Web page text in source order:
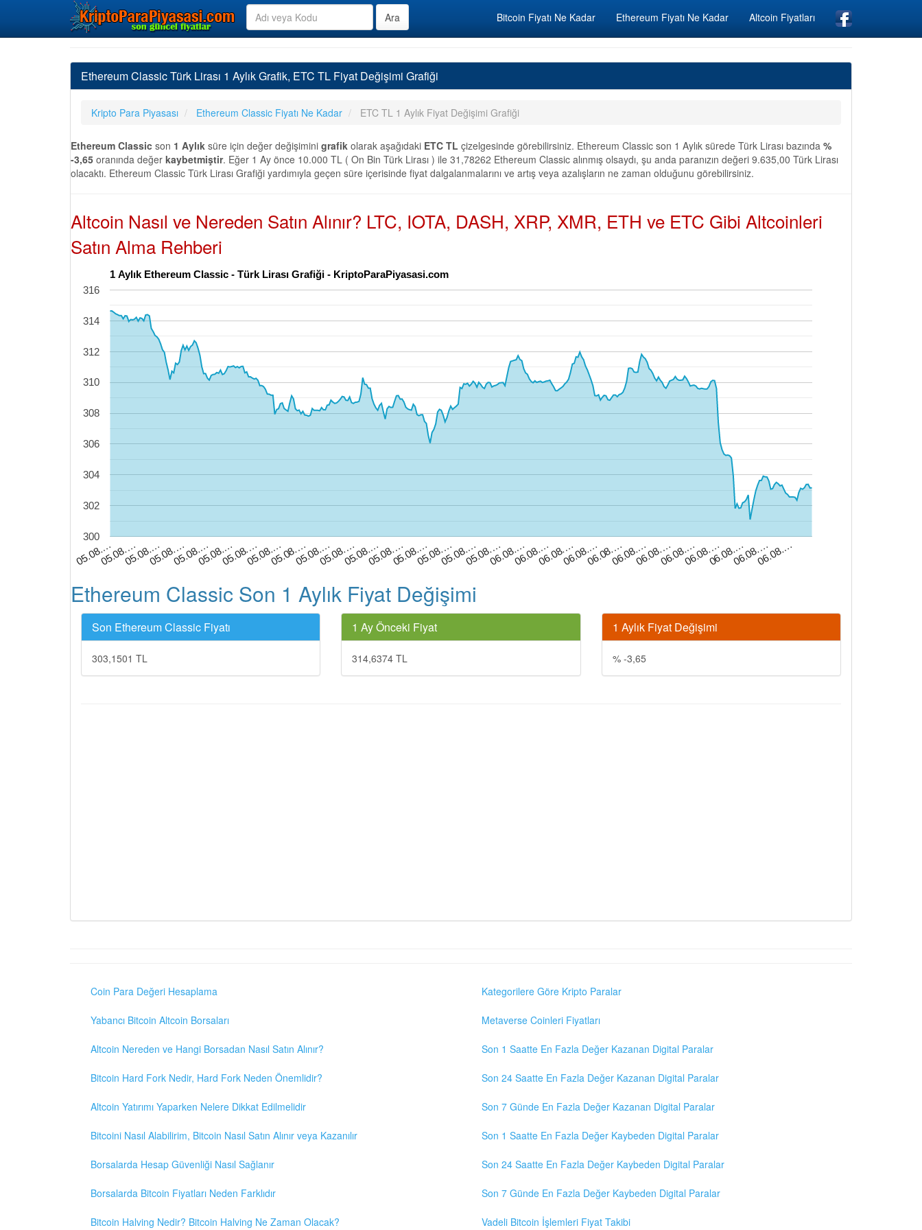
Bitcoin Fiyatı Ne Kadar Ethereum Fiyatı Ne Kadar Altcoin Fiyatları
Ethereum Classic Türk Lirası 1 Aylık Grafik, ETC TL Fiyat Değişimi Grafiği
Kripto Para Piyasası Ethereum Classic Fiyatı Ne Kadar ETC TL 1 Aylık Fiyat Değişimi Grafiği
Ethereum Classic son 1 Aylık süre için değer değişimini grafik olarak aşağıdaki ETC TL çizelgesinde görebilirsiniz. Ethereum Classic son 1 Aylık sürede Türk Lirası bazında %
-3,65 oranında değer kaybetmiştir. Eğer 1 Ay önce 10.000 TL ( On Bin Türk Lirası ) ile 31,78262 Ethereum Classic alınmış olsaydı, şu anda paranızın değeri 9.635,00 Türk Lirası
olacaktı. Ethereum Classic Türk Lirası Grafiği yardımıyla geçen süre içerisinde fiyat dalgalanmalarını ve artış veya azalışların ne zaman olduğunu görebilirsiniz.
Altcoin Nasıl ve Nereden Satın Alınır? LTC, IOTA, DASH, XRP, XMR, ETH ve ETC Gibi Altcoinleri
Satın Alma Rehberi
1 Aylık Ethereum Classic - Türk Lirası Grafiği - KriptoParaPiyasasi.com
05.08.…05.08.…05.08.…05.08.…05.08.…05.08.…05.08.…05.08.…05.08.…05.08.…05.08.…05.08.…05.08.…05.08.…05.08.…05.08.…05.08.…06.08.…06.08.…06.08.…06.08.…06.08.…06.08.…06.08.…06.08.…06.08.…06.08.…06.08.…06.08.…
300
302
304
306
308
310
312
314
316
Ethereum Classic Son 1 Aylık Fiyat Değişimi
Son Ethereum Classic Fiyatı
303,1501 TL
1 Ay Önceki Fiyat
314,6374 TL
1 Aylık Fiyat Değişimi
% -3,65
Coin Para Değeri Hesaplama
Yabancı Bitcoin Altcoin Borsaları
Altcoin Nereden ve Hangi Borsadan Nasıl Satın Alınır?
Bitcoin Hard Fork Nedir, Hard Fork Neden Önemlidir?
Altcoin Yatırımı Yaparken Nelere Dikkat Edilmelidir
Bitcoini Nasıl Alabilirim, Bitcoin Nasıl Satın Alınır veya Kazanılır
Borsalarda Hesap Güvenliği Nasıl Sağlanır
Borsalarda Bitcoin Fiyatları Neden Farklıdır
Bitcoin Halving Nedir? Bitcoin Halving Ne Zaman Olacak?
Kategorilere Göre Kripto Paralar
Metaverse Coinleri Fiyatları
Son 1 Saatte En Fazla Değer Kazanan Digital Paralar
Son 24 Saatte En Fazla Değer Kazanan Digital Paralar
Son 7 Günde En Fazla Değer Kazanan Digital Paralar
Son 1 Saatte En Fazla Değer Kaybeden Digital Paralar
Son 24 Saatte En Fazla Değer Kaybeden Digital Paralar
Son 7 Günde En Fazla Değer Kaybeden Digital Paralar
Vadeli Bitcoin İşlemleri Fiyat Takibi